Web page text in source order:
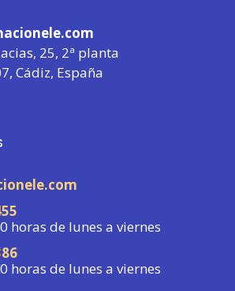
25, 2ª planta
Cádiz, España
horas de lunes a viernes
horas de lunes a viernes